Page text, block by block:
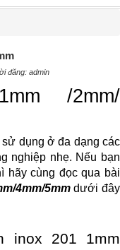
đăng: admin
/2mm/
dụng ở đa dạng các
nghiệp nhẹ. Nếu bạn
hãy cùng đọc qua bài
4mm/5mm dưới đây
inox 201 1mm